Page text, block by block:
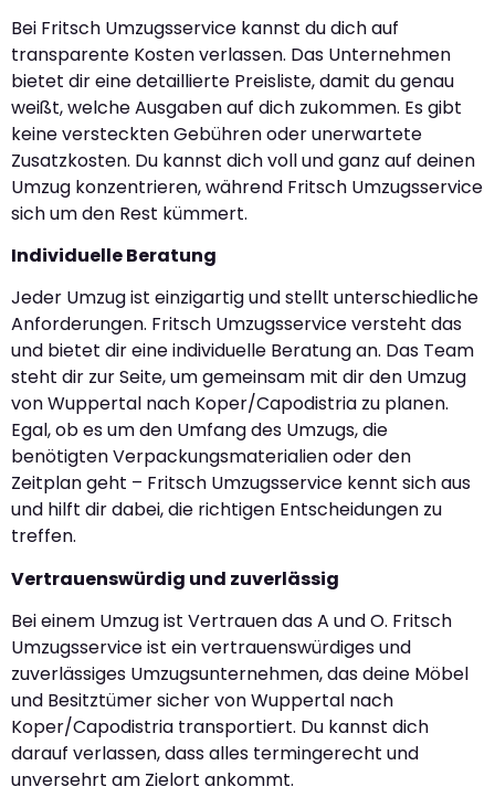
Bei Fritsch Umzugsservice kannst du dich auf
transparente Kosten verlassen. Das Unternehmen
bietet dir eine detaillierte Preisliste, damit du genau
weißt, welche Ausgaben auf dich zukommen. Es gibt
keine versteckten Gebühren oder unerwartete
Zusatzkosten. Du kannst dich voll und ganz auf deinen
Umzug konzentrieren, während Fritsch Umzugsservice
sich um den Rest kümmert.
Individuelle Beratung
Jeder Umzug ist einzigartig und stellt unterschiedliche
Anforderungen. Fritsch Umzugsservice versteht das
und bietet dir eine individuelle Beratung an. Das Team
steht dir zur Seite, um gemeinsam mit dir den Umzug
von Wuppertal nach Koper/Capodistria zu planen.
Egal, ob es um den Umfang des Umzugs, die
benötigten Verpackungsmaterialien oder den
Zeitplan geht – Fritsch Umzugsservice kennt sich aus
und hilft dir dabei, die richtigen Entscheidungen zu
treffen.
Vertrauenswürdig und zuverlässig
Bei einem Umzug ist Vertrauen das A und O. Fritsch
Umzugsservice ist ein vertrauenswürdiges und
zuverlässiges Umzugsunternehmen, das deine Möbel
und Besitztümer sicher von Wuppertal nach
Koper/Capodistria transportiert. Du kannst dich
darauf verlassen, dass alles termingerecht und
unversehrt am Zielort ankommt.